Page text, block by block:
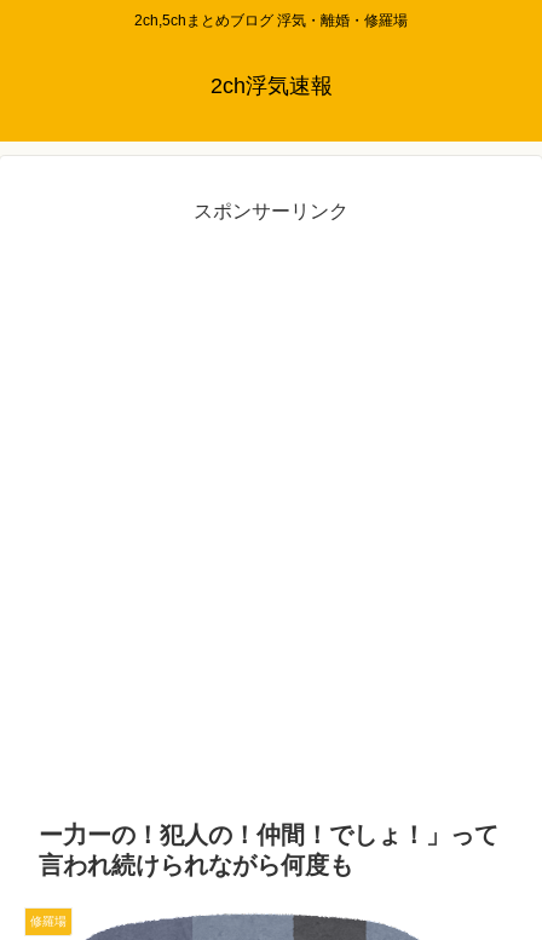
2ch,5chまとめブログ 浮気・離婚・修羅場
2ch浮気速報
スポンサーリンク
ー力ーの！犯人の！仲間！でしょ！」って
言われ続けられながら何度も
修羅場